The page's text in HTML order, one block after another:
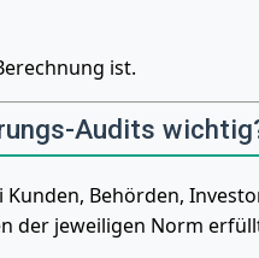
ist.
Audits
Behörden,
der jeweiligen Norm